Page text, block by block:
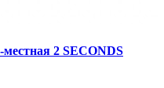
2 SECONDS